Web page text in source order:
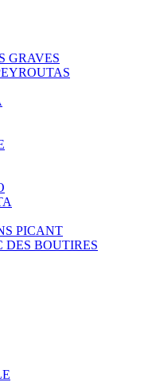
GRAVES
PICANT
BOUTIRES